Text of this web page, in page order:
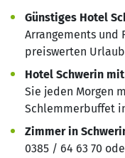
Günstiges Hotel
Arrangements und
preiswerten
Hotel Schwerin
Sie jeden Morgen
Schlemmerbuffet
Zimmer in
0385 / 64 63 70